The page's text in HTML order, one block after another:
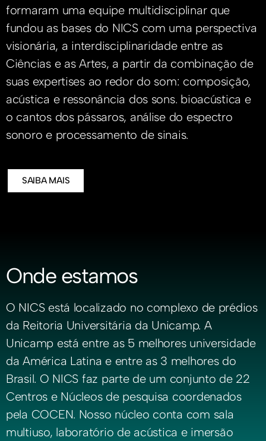
formaram uma equipe multidisciplinar que
fundou as bases do NICS com uma perspectiva
visionária, a interdisciplinaridade entre as
Ciências e as Artes, a partir da combinação de
suas expertises ao redor do som: composição,
acústica e ressonância dos sons. bioacústica e
o cantos dos pássaros, análise do espectro
sonoro e processamento de sinais.
SAIBA MAIS
Onde estamos
O NICS está localizado no complexo de prédios
da Reitoria Universitária da Unicamp. A
Unicamp está entre as 5 melhores universidade
da América Latina e entre as 3 melhores do
Brasil. O NICS faz parte de um conjunto de 22
Centros e Núcleos de pesquisa coordenados
pela COCEN. Nosso núcleo conta com sala
multiuso, laboratório de acústica e imersão